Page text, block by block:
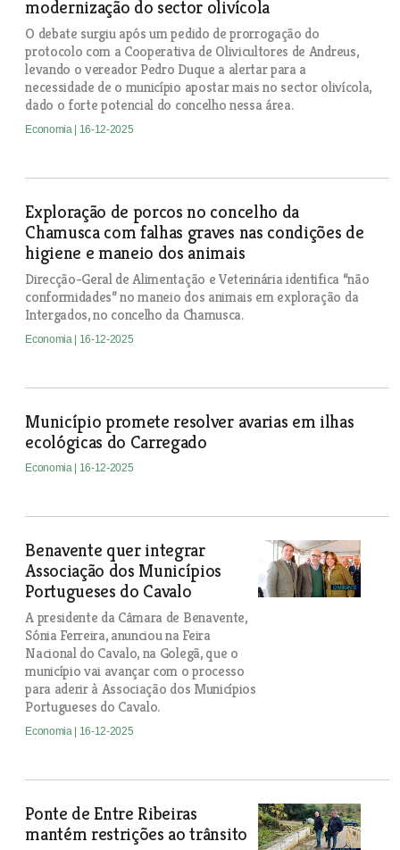
modernização do sector olivícola
O debate surgiu após um pedido de prorrogação do
protocolo com a Cooperativa de Olivicultores de Andreus,
levando o vereador Pedro Duque a alertar para a
necessidade de o município apostar mais no sector olivícola,
dado o forte potencial do concelho nessa área.
Economia | 16-12-2025
Exploração de porcos no concelho da
Chamusca com falhas graves nas condições de
higiene e maneio dos animais
Direcção-Geral de Alimentação e Veterinária identifica “não
conformidades” no maneio dos animais em exploração da
Intergados, no concelho da Chamusca.
Economia | 16-12-2025
Município promete resolver avarias em ilhas
ecológicas do Carregado
Economia | 16-12-2025
Benavente quer integrar
Associação dos Municípios
Portugueses do Cavalo
A presidente da Câmara de Benavente,
Sónia Ferreira, anunciou na Feira
Nacional do Cavalo, na Golegã, que o
município vai avançar com o processo
para aderir à Associação dos Municípios
Portugueses do Cavalo.
Economia | 16-12-2025
Ponte de Entre Ribeiras
mantém restrições ao trânsito